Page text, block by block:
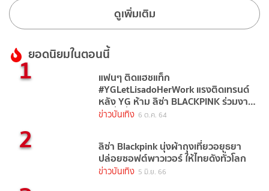
ดูเพิ่มเติม
ยอดนิยมในตอนนี้
1 แฟนๆ ติดแฮชแท็ก
#YGLetLisadoHerWork แรงติดเทรนด์
หลัง YG ห้าม ลิซ่า BLACKPINK ร่วมงาน
แฟชั่นที่ปารีส
ข่าวบันเทิง 6 ต.ค. 64
2 ลิซ่า Blackpink นุ่งผ้าถุงเที่ยวอยุธยา
ปล่อยซอฟต์พาวเวอร์ ให้ไทยดังทั่วโลก
ข่าวบันเทิง 5 มิ.ย. 66